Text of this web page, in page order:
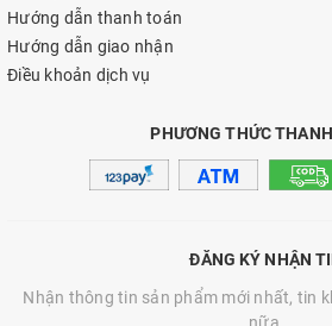
Hướng dẫn thanh toán
Hướng dẫn giao nhận
Điều khoản dịch vụ
PHƯƠNG THỨC
ĐĂNG KÝ NHẬN
Nhận thông tin sản phẩm mới nhất, tin